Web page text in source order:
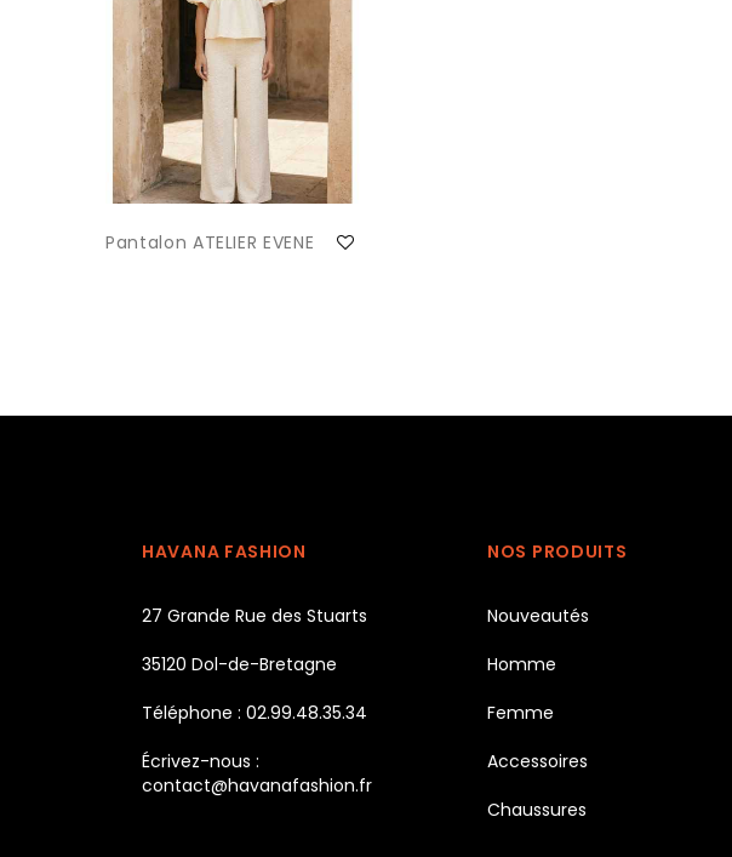
Pantalon ATELIER EVENE
HAVANA FASHION
27 Grande Rue des Stuarts
35120 Dol-de-Bretagne
Téléphone : 02.99.48.35.34
Écrivez-nous :
contact@havanafashion.fr
NOS PRODUITS
Nouveautés
Homme
Femme
Accessoires
Chaussures